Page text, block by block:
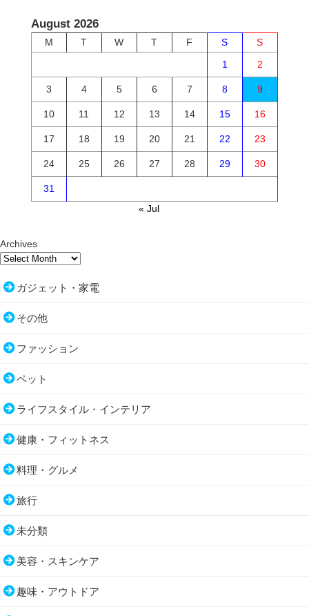
August 2026
M T W T F S
S
1
2
3 4 5 6 7 8 9
10 11 12 13 14 15 16
17 18 19 20 21 22 23
24 25 26 27 28 29 30
31
« Jul
Archives
ガジェット・家電
その他
ファッション
ペット
ライフスタイル・インテリア
健康・フィットネス
料理・グルメ
旅行
未分類
美容・スキンケア
趣味・アウトドア